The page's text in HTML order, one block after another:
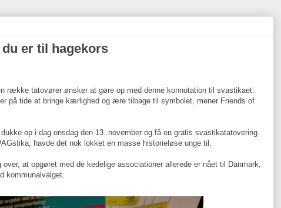
er til hagekors
række tatovører ønsker at gøre op med denne konnotation til svastikaet.
på tide at bringe kærlighed og ære tilbage til symbolet, mener Friends of
op i dag onsdag den 13. november og få en gratis svastikatatovering.
havde det nok lokket en masse historieløse unge til.
at opgøret med de kedelige associationer allerede er nået til Danmark,
kommunalvalget.